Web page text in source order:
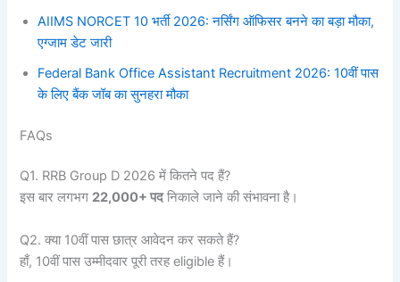
AIIMS NORCET 10 भर्ती 2026: नर्सिंग ऑफिसर बनने का बड़ा मौका,
एग्जाम डेट जारी
Federal Bank Office Assistant Recruitment 2026: 10वीं पास
के लिए बैंक जॉब का सुनहरा मौका
FAQs
Q1. RRB Group D 2026 में कितने पद हैं?
इस बार लगभग 22,000+ पदनिकाले जाने की संभावना है।
Q2. क्या 10वीं पास छात्र आवेदन कर सकते हैं?
हाँ, 10वीं पास उम्मीदवार पूरी तरह eligible हैं।